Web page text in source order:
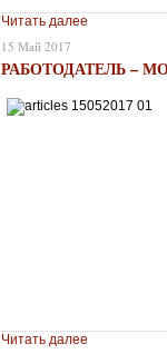
Читать далее
15 Май 2017
РАБОТОДАТЕЛЬ –
Читать далее